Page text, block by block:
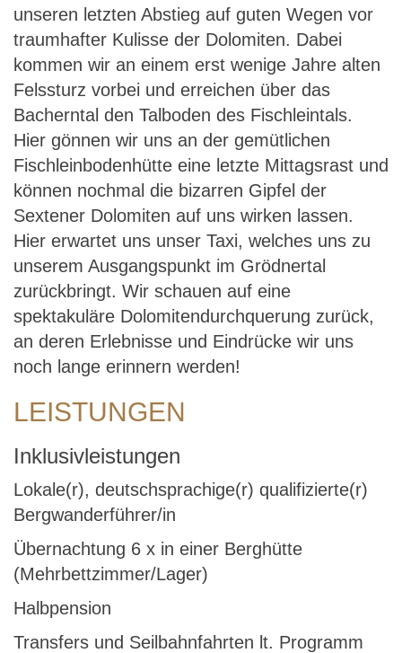
unseren letzten Abstieg auf guten Wegen vor
traumhafter Kulisse der Dolomiten. Dabei
kommen wir an einem erst wenige Jahre alten
Felssturz vorbei und erreichen über das
Bacherntal den Talboden des Fischleintals.
Hier gönnen wir uns an der gemütlichen
Fischleinbodenhütte eine letzte Mittagsrast und
können nochmal die bizarren Gipfel der
Sextener Dolomiten auf uns wirken lassen.
Hier erwartet uns unser Taxi, welches uns zu
unserem Ausgangspunkt im Grödnertal
zurückbringt. Wir schauen auf eine
spektakuläre Dolomitendurchquerung zurück,
an deren Erlebnisse und Eindrücke wir uns
noch lange erinnern werden!
LEISTUNGEN
Inklusivleistungen
Lokale(r), deutschsprachige(r) qualifizierte(r)
Bergwanderführer/in
Übernachtung 6 x in einer Berghütte
(Mehrbettzimmer/Lager)
Halbpension
Transfers und Seilbahnfahrten lt. Programm